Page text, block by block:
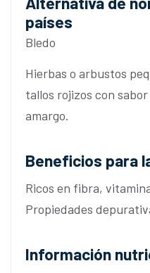
países
Bledo
Hierbas o arbustos
tallos rojizos con
amargo.
Beneficios para
Ricos en fibra,
Propiedades
Información